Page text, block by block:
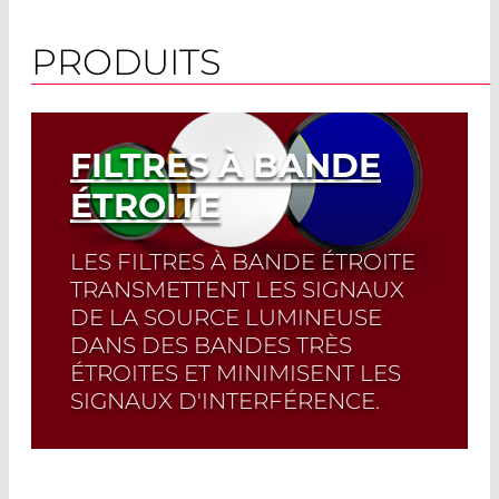
PRODUITS
FILTRES À BANDE
ÉTROITE
LES FILTRES À BANDE ÉTROITE
TRANSMETTENT LES SIGNAUX
DE LA SOURCE LUMINEUSE
DANS DES BANDES TRÈS
ÉTROITES ET MINIMISENT LES
SIGNAUX D'INTERFÉRENCE.